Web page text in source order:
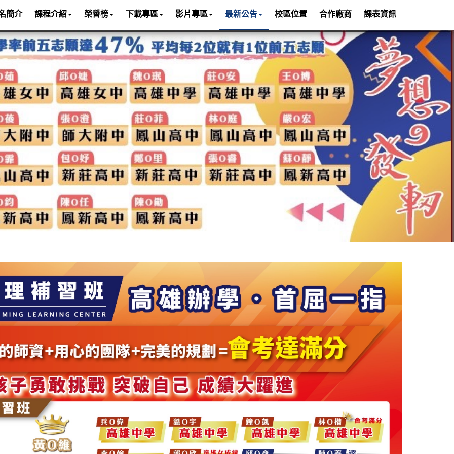
簡介 課程介紹 榮譽榜 下載專區 影片專區 最新公告 校區位置 合作廠商 課表資訊